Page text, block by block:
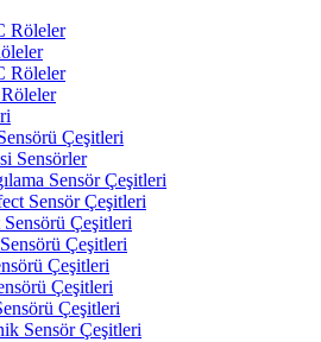
Röleler
Röleler
Çeşitleri
Sensörler
Sensör Çeşitleri
Sensör Çeşitleri
Çeşitleri
Çeşitleri
Çeşitleri
Çeşitleri
Çeşitleri
Sensör Çeşitleri